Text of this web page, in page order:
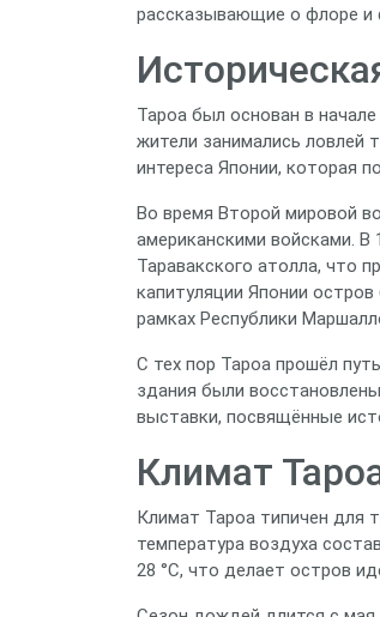
рассказывающие о флоре и
Тароа был основан в
жители занимались ловлей
интереса Японии, которая
Во время Второй мировой
американскими войсками. В
Таравакского атолла, что
капитуляции Японии
рамках Республики
С тех пор Тароа прошёл
здания были
выставки, посвящённые
Климат
Климат Тароа типичен для
температура воздуха
28 °C, что делает остров